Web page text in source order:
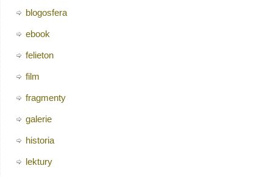
blogosfera
ebook
felieton
film
fragmenty
galerie
historia
lektury